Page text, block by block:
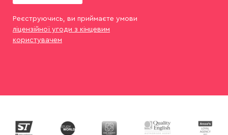
Реєструючись, ви приймаєте умови
ліцензійної угоди з кінцевим
користувачем